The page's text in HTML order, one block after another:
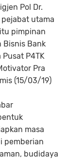
Pol Dr.
pejabat utama
pimpinan
Bisnis Bank
Pusat P4TK
Pra
(15/03/19)
masa
pemberian
budidaya